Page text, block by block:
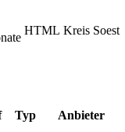
HTML Kreis Soest
Typ Anbieter